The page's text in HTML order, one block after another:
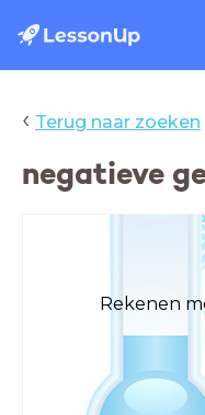
‹ Terug naar zoeken
negatieve
Rekenen